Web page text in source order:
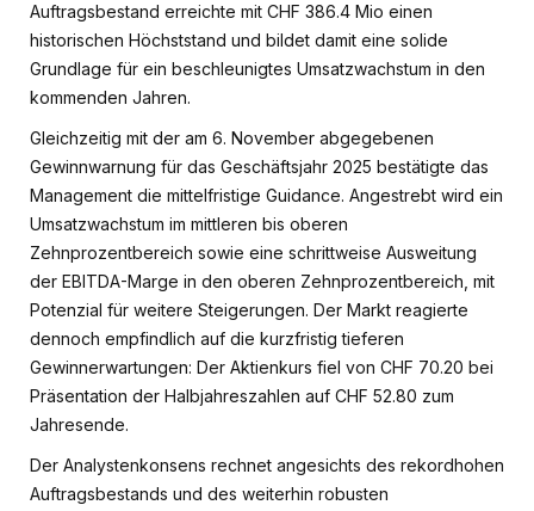
Auftragsbestand erreichte mit CHF 386.4 Mio einen
historischen Höchststand und bildet damit eine solide
Grundlage für ein beschleunigtes Umsatzwachstum in den
kommenden Jahren.
Gleichzeitig mit der am 6. November abgegebenen
Gewinnwarnung für das Geschäftsjahr 2025 bestätigte das
Management die mittelfristige Guidance. Angestrebt wird ein
Umsatzwachstum im mittleren bis oberen
Zehnprozentbereich sowie eine schrittweise Ausweitung
der EBITDA-Marge in den oberen Zehnprozentbereich, mit
Potenzial für weitere Steigerungen. Der Markt reagierte
dennoch empfindlich auf die kurzfristig tieferen
Gewinnerwartungen: Der Aktienkurs fiel von CHF 70.20 bei
Präsentation der Halbjahreszahlen auf CHF 52.80 zum
Jahresende.
Der Analystenkonsens rechnet angesichts des rekordhohen
Auftragsbestands und des weiterhin robusten